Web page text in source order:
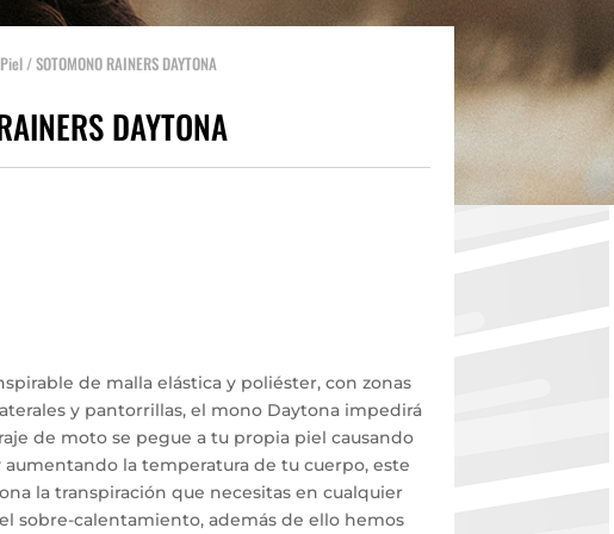
/ SOTOMONO RAINERS DAYTONA
DAYTONA
de malla elástica y poliéster, con zonas
y pantorrillas, el mono Daytona impedirá
de moto se pegue a tu propia piel causando
aumentando la temperatura de tu cuerpo, este
la transpiración que necesitas en cualquier
sobre-calentamiento, además de ello hemos